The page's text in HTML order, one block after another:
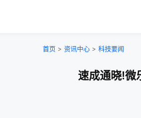
首页 > 资讯中心 > 科技要闻
速成通晓!微